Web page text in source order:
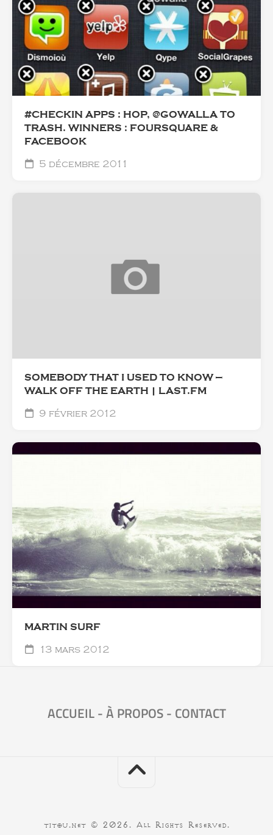
#CHECKIN APPS : HOP, @GOWALLA TO
TRASH. WINNERS : FOURSQUARE &
FACEBOOK
5 décembre 2011
SOMEBODY THAT I USED TO KNOW —
WALK OFF THE EARTH | LAST.FM
9 février 2012
MARTIN SURF
13 mars 2012
ACCUEIL-À PROPOS- CONTACT
titou.net © 2026. All Rights Reserved.